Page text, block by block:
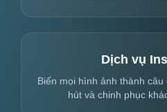
Dịch vụ
Biến mọi hình ảnh thành
hút và chinh phục